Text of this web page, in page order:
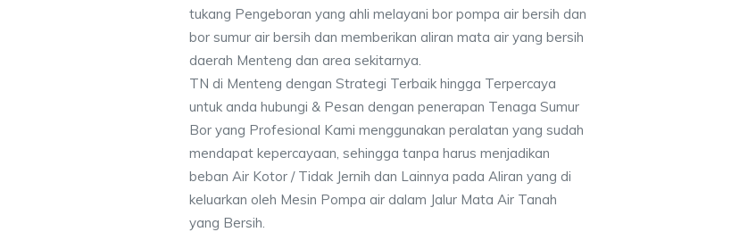
tukang Pengeboran yang ahli melayani bor pompa air bersih dan
bor sumur air bersih dan memberikan aliran mata air yang bersih
daerah Menteng dan area sekitarnya.
TN di Menteng dengan Strategi Terbaik hingga Terpercaya
untuk anda hubungi & Pesan dengan penerapan Tenaga Sumur
Bor yang Profesional Kami menggunakan peralatan yang sudah
mendapat kepercayaan, sehingga tanpa harus menjadikan
beban Air Kotor / Tidak Jernih dan Lainnya pada Aliran yang di
keluarkan oleh Mesin Pompa air dalam Jalur Mata Air Tanah
yang Bersih.